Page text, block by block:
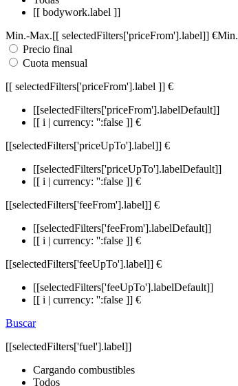
[[ bodywork.label ]]
Min.-Max.[[ selectedFilters['priceFrom'].label]] €Min.
Precio final
Cuota mensual
[[ selectedFilters['priceFrom'].label ]] €
[[selectedFilters['priceFrom'].labelDefault]]
[[ i | currency: '':false ]] €
[[selectedFilters['priceUpTo'].label]] €
[[selectedFilters['priceUpTo'].labelDefault]]
[[ i | currency: '':false ]] €
[[selectedFilters['feeFrom'].label]] €
[[selectedFilters['feeFrom'].labelDefault]]
[[ i | currency: '':false ]] €
[[selectedFilters['feeUpTo'].label]] €
[[selectedFilters['feeUpTo'].labelDefault]]
[[ i | currency: '':false ]] €
Buscar
[[selectedFilters['fuel'].label]]
Cargando combustibles
Todos